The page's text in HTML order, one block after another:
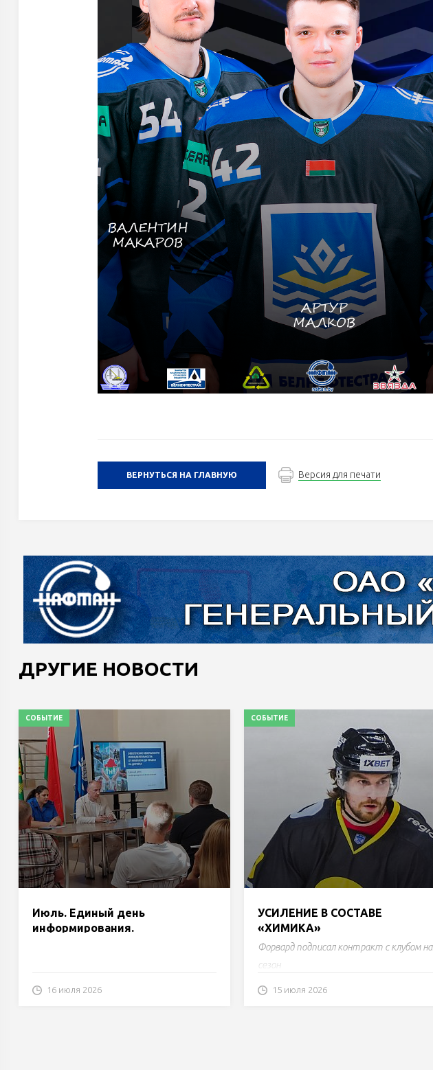
ВЕРНУТЬСЯ НА ГЛАВНУЮ Версия для печати
ДРУГИЕ НОВОСТИ
СОБЫТИЕ
Июль. Единый день
информирования.
16 июля 2026
СОБЫТИЕ
УСИЛЕНИЕ В СОСТАВЕ
«ХИМИКА»
Форвард подписал контракт с клубом на
сезон
15 июля 2026